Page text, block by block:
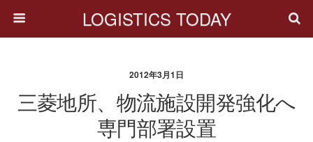
LOGISTICS TODAY
2012年3月1日
三菱地所、物流施設開発強化へ
専門部署設置